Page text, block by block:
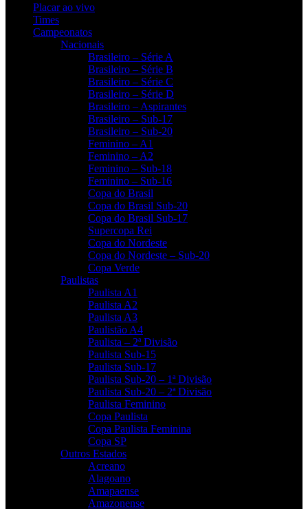
Placar ao vivo
Times
Campeonatos
Nacionais
Brasileiro – Série A
Brasileiro – Série B
Brasileiro – Série C
Brasileiro – Série D
Brasileiro – Aspirantes
Brasileiro – Sub-17
Brasileiro – Sub-20
Feminino – A1
Feminino – A2
Feminino – Sub-18
Feminino – Sub-16
Copa do Brasil
Copa do Brasil Sub-20
Copa do Brasil Sub-17
Supercopa Rei
Copa do Nordeste
Copa do Nordeste – Sub-20
Copa Verde
Paulistas
Paulista A1
Paulista A2
Paulista A3
Paulistão A4
Paulista – 2ª Divisão
Paulista Sub-15
Paulista Sub-17
Paulista Sub-20 – 1ª Divisão
Paulista Sub-20 – 2ª Divisão
Paulista Feminino
Copa Paulista
Copa Paulista Feminina
Copa SP
Outros Estados
Acreano
Alagoano
Amapaense
Amazonense